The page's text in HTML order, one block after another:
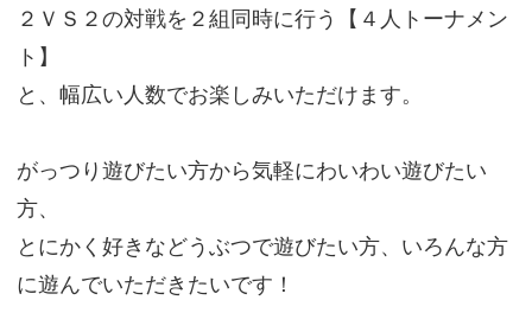
２ＶＳ２の対戦を２組同時に行う【４人トーナメン
ト】
と、幅広い人数でお楽しみいただけます。
がっつり遊びたい方から気軽にわいわい遊びたい
方、
とにかく好きなどうぶつで遊びたい方、いろんな方
に遊んでいただきたいです！